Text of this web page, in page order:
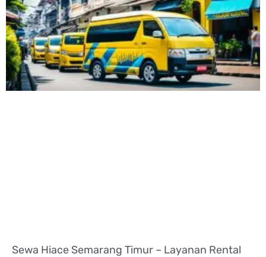
Sewa Hiace Semarang Timur – Layanan Rental